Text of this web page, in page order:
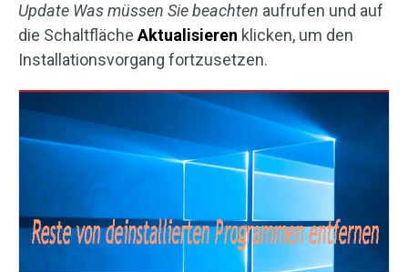
Update Was müssen Sie beachten aufrufen und auf
die SchaltflächeAktualisieren klicken, um den
Installationsvorgang fortzusetzen.